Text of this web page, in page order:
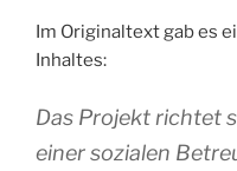
Im Originaltext gab es
Inhaltes:
Das Projekt richtet
einer sozialen